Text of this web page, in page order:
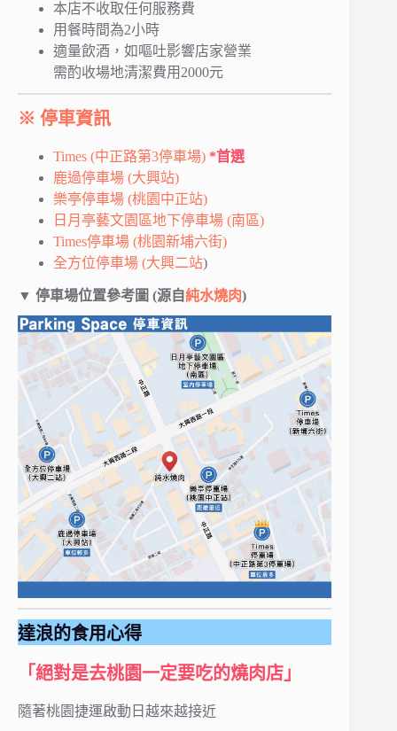
本店不收取任何服務費
用餐時間為2小時
適量飲酒，如嘔吐影響店家營業
需酌收場地清潔費用2000元
※ 停車資訊
Times (中正路第3停車場) *首選
鹿過停車場 (大興站)
樂亭停車場 (桃園中正站)
日月亭藝文園區地下停車場 (南區)
Times停車場 (桃園新埔六街)
全方位停車場 (大興二站)
▼ 停車場位置參考圖 (源自純水燒肉)
達浪的食用心得
「絕對是去桃園一定要吃的燒肉店」
隨著桃園捷運啟動日越來越接近